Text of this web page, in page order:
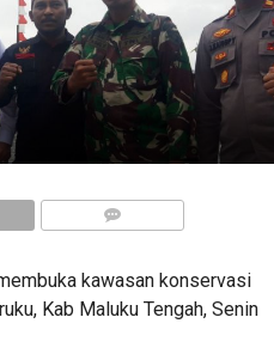
kawasan konservasi
Kab Maluku Tengah, Senin